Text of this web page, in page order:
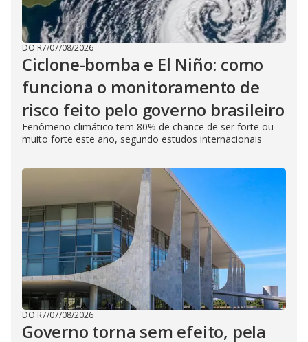
DO R7/07/08/2026
Ciclone-bomba e El Niño: como
funciona o monitoramento de
risco feito pelo governo brasileiro
Fenômeno climático tem 80% de chance de ser forte ou
muito forte este ano, segundo estudos internacionais
DO R7/07/08/2026
Governo torna sem efeito, pela